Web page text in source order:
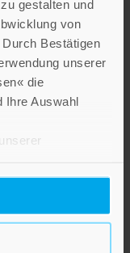
gestalten und
von
Bestätigen
unserer
die
Ihre Auswahl